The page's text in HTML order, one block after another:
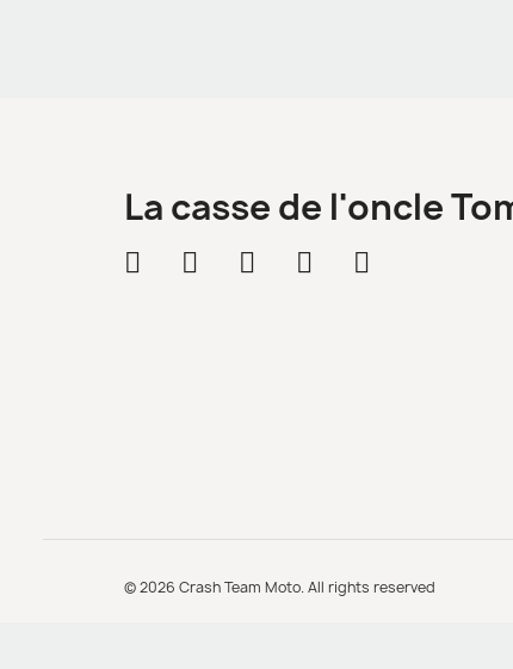
La casse de l'oncle
© 2026 Crash Team Moto. All rights reserved